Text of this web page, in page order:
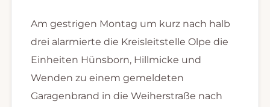
Am gestrigen Montag um kurz nach halb
drei alarmierte die Kreisleitstelle Olpe die
Einheiten Hünsborn, Hillmicke und
Wenden zu einem gemeldeten
Garagenbrand in die Weiherstraße nach